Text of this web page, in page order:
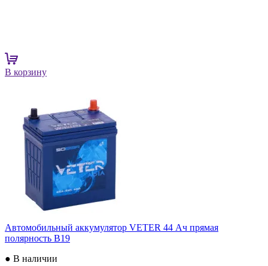
В корзину
Автомобильный аккумулятор VETER 44 Ач прямая
полярность B19
● В наличии